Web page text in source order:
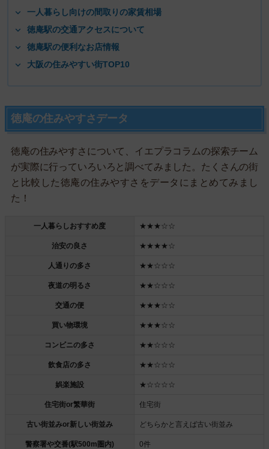
一人暮らし向けの間取りの家賃相場
徳庵駅の交通アクセスについて
徳庵駅の便利なお店情報
大阪の住みやすい街TOP10
徳庵の住みやすさデータ
徳庵の住みやすさについて、イエプラコラムの探索チーム
が実際に行っていろいろと調べてみました。たくさんの街
と比較した徳庵の住みやすさをデータにまとめてみまし
た！
一人暮らしおすすめ度 ★★★☆☆
治安の良さ ★★★★☆
人通りの多さ ★★☆☆☆
夜道の明るさ ★★☆☆☆
交通の便 ★★★☆☆
買い物環境 ★★★☆☆
コンビニの多さ ★★☆☆☆
飲食店の多さ ★★☆☆☆
娯楽施設 ★☆☆☆☆
住宅街or繁華街 住宅街
古い街並みor新しい街並み どちらかと言えば古い街並み
警察署や交番(駅500m圏内) 0件